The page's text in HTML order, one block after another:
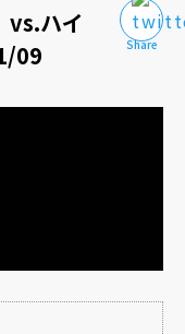
vs.ハイ
09